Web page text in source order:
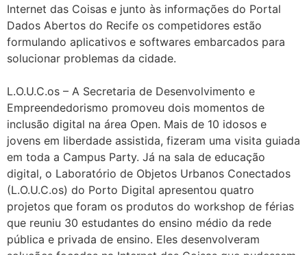
Internet das Coisas e junto às informações do Portal
Dados Abertos do Recife os competidores estão
formulando aplicativos e softwares embarcados para
solucionar problemas da cidade.
L.O.U.C.os – A Secretaria de Desenvolvimento e
Empreendedorismo promoveu dois momentos de
inclusão digital na área Open. Mais de 10 idosos e
jovens em liberdade assistida, fizeram uma visita guiada
em toda a Campus Party. Já na sala de educação
digital, o Laboratório de Objetos Urbanos Conectados
(L.O.U.C.os) do Porto Digital apresentou quatro
projetos que foram os produtos do workshop de férias
que reuniu 30 estudantes do ensino médio da rede
pública e privada de ensino. Eles desenvolveram